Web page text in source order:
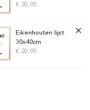
€ 20,95
Eikenhouten lijst
30x40cm
€ 20,95